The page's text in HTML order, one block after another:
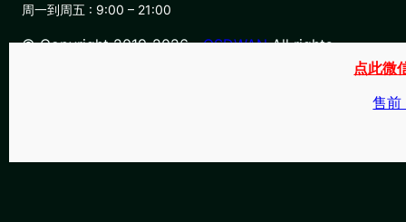
周一到周五 : 9:00 – 21:00
© Copyright 2019-2026・OSDWANAll rights
点此微
售